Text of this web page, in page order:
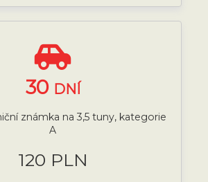
30 DNÍ
známka na 3,5 tuny, kategorie
A
120 PLN